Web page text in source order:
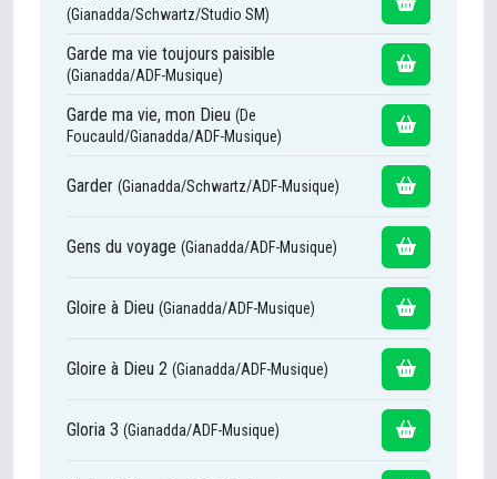
(Gianadda/Schwartz/Studio SM)
Garde ma vie toujours paisible
(Gianadda/ADF-Musique)
Garde ma vie, mon Dieu (De
Foucauld/Gianadda/ADF-Musique)
Garder (Gianadda/Schwartz/ADF-Musique)
Gens du voyage (Gianadda/ADF-Musique)
Gloire à Dieu (Gianadda/ADF-Musique)
Gloire à Dieu 2 (Gianadda/ADF-Musique)
Gloria 3 (Gianadda/ADF-Musique)